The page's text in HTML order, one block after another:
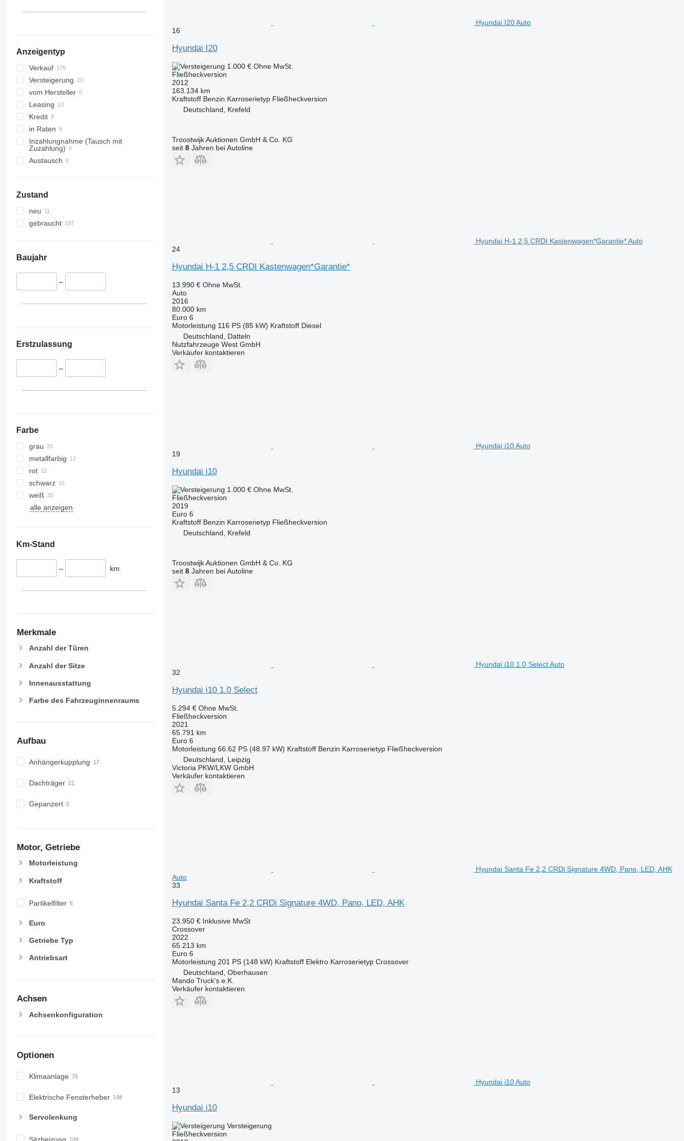
Anzeigentyp
Verkauf
Versteigerung
vom Hersteller
Leasing
Kredit
in Raten
Inzahlungnahme (Tausch mit
Zuzahlung)
Austausch
Zustand
neu
gebraucht
Baujahr
–
Erstzulassung
–
Farbe
grau
metallfarbig
rot
schwarz
weiß
alle anzeigen
Km-Stand
– km
Merkmale
Anzahl der Türen
Anzahl der Sitze
Innenausstattung
Farbe des Fahrzeuginnenraums
Aufbau
Anhängerkupplung
Dachträger
Gepanzert
Motor, Getriebe
Motorleistung
Kraftstoff
Partikelfilter
Euro
Getriebe Typ
Antriebsart
Achsen
Achsenkonfiguration
Optionen
Klimaanlage
Elektrische Fensterheber
Servolenkung
Hyundai I20 Auto
16
Hyundai I20
1.000 € Ohne MwSt.
Fließheckversion
2012
163.134 km
Kraftstoff Benzin Karroserietyp Fließheckversion
Deutschland, Krefeld
Troostwijk Auktionen GmbH & Co. KG
seit 8Jahren bei Autoline
Hyundai H-1 2,5 CRDI Kastenwagen*Garantie* Auto
24
Hyundai H-1 2,5 CRDI Kastenwagen*Garantie*
13.990 € Ohne MwSt.
Auto
2016
80.000 km
Euro 6
Motorleistung 116 PS (85 kW) Kraftstoff Diesel
Deutschland, Datteln
Nutzfahrzeuge West GmbH
Verkäufer kontaktieren
Hyundai i10 Auto
19
Hyundai i10
1.000 € Ohne MwSt.
Fließheckversion
2019
Euro 6
Kraftstoff Benzin Karroserietyp Fließheckversion
Deutschland, Krefeld
Troostwijk Auktionen GmbH & Co. KG
seit 8Jahren bei Autoline
Hyundai i10 1.0 Select Auto
32
Hyundai i10 1.0 Select
5.294 € Ohne MwSt.
Fließheckversion
2021
65.791 km
Euro 6
Motorleistung 66.62 PS (48.97 kW) Kraftstoff Benzin Karroserietyp Fließheckversion
Deutschland, Leipzig
Victoria PKW/LKW GmbH
Verkäufer kontaktieren
Hyundai Santa Fe 2,2 CRDi Signature 4WD, Pano, LED, AHK
Auto
33
Hyundai Santa Fe 2,2 CRDi Signature 4WD, Pano, LED, AHK
23.950 € Inklusive MwSt
Crossover
2022
65.213 km
Euro 6
Motorleistung 201 PS (148 kW) Kraftstoff Elektro Karroserietyp Crossover
Deutschland, Oberhausen
Mando Truck's e.K.
Verkäufer kontaktieren
Hyundai i10 Auto
13
Hyundai i10
Versteigerung
Fließheckversion